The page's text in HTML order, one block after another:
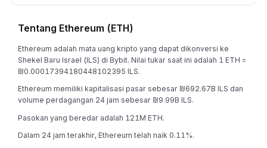
Tentang Ethereum (ETH)
Ethereum adalah mata uang kripto yang dapat dikonversi ke
Shekel Baru Israel (ILS) di Bybit. Nilai tukar saat ini adalah 1 ETH =
₪0.00017394180448102395 ILS.
Ethereum memiliki kapitalisasi pasar sebesar ₪692.67B ILS dan
volume perdagangan 24 jam sebesar ₪9.99B ILS.
Pasokan yang beredar adalah 121M ETH.
Dalam 24 jam terakhir, Ethereum telah naik 0.11%.